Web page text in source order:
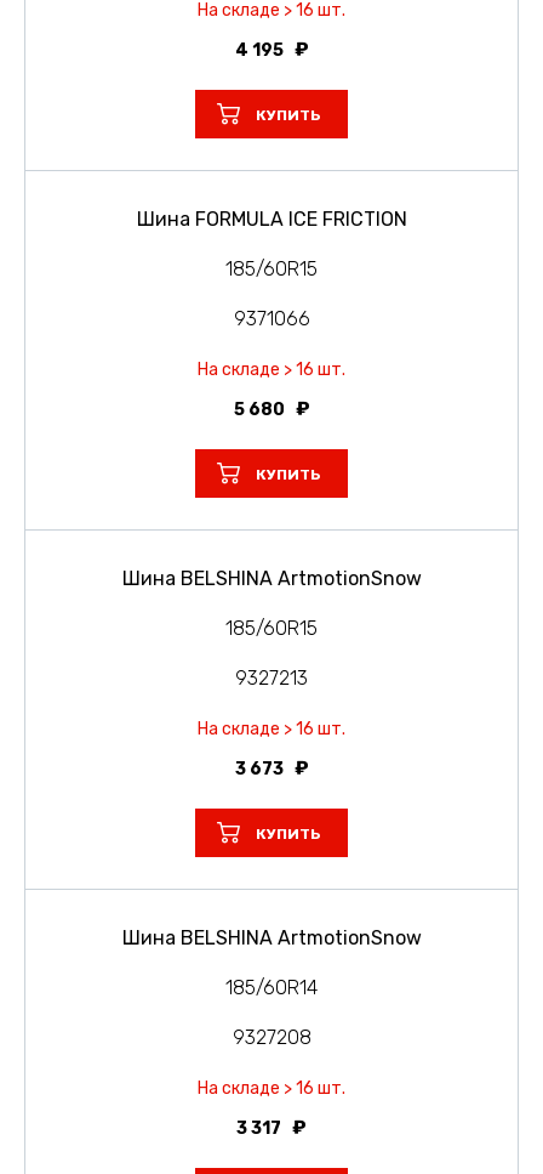
На складе > 16 шт.
4 195
КУПИТЬ
Шина FORMULA ICE FRICTION
185/60R15
9371066
На складе > 16 шт.
5 680
КУПИТЬ
Шина BELSHINA ArtmotionSnow
185/60R15
9327213
На складе > 16 шт.
3 673
КУПИТЬ
Шина BELSHINA ArtmotionSnow
185/60R14
9327208
На складе > 16 шт.
3 317